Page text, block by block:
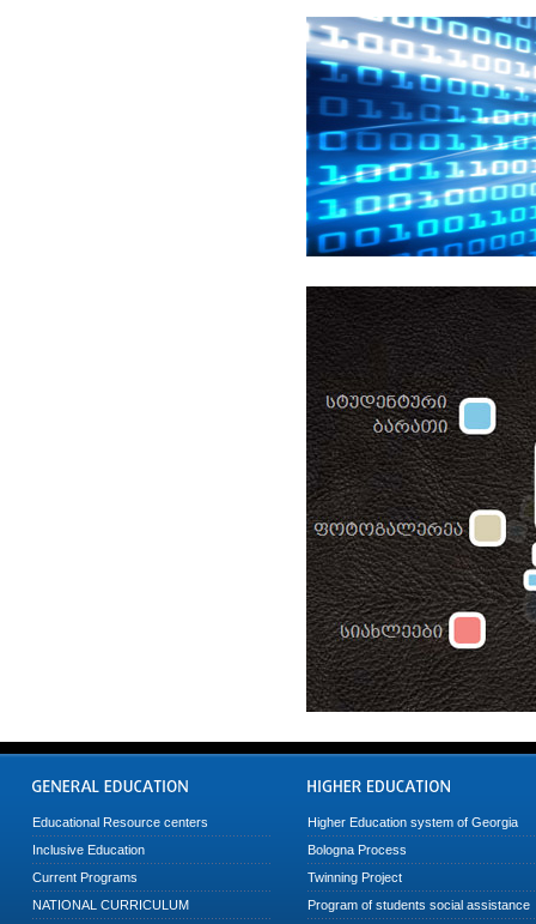
Educational Resource centers
Inclusive Education
Current Programs
NATIONAL CURRICULUM
Higher Education system of Georgia
Bologna Process
Twinning Project
Program of students social assistance